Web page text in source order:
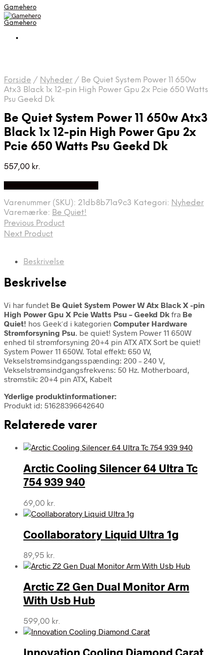
Gamehero
Gamehero
Forside / Nyheder / Be Quiet System Power 11 650w
Atx3 Black 1x 12-pin High Power Gpu 2x Pcie 650 Watts
Psu Geekd Dk
Be Quiet System Power 11 650w Atx3
Black 1x 12-pin High Power Gpu 2x
Pcie 650 Watts Psu Geekd Dk
557,00 kr.
Varenummer (SKU): 21db8b71a9c3 Kategori: Nyheder
Varemærke: Be Quiet!
Previous Product
Next Product
Beskrivelse
Beskrivelse
Vi har fundet Be Quiet System Power W Atx Black X -pin
High Power Gpu X Pcie Watts Psu – Geekd Dk fra Be
Quiet! hos Geek´d i kategorien Computer Hardware
Strømforsyning Psu. be quiet! System Power 11 650W
enhed til strømforsyning 20+4 pin ATX ATX Sort be quiet!
System Power 11 650W. Total effekt: 650 W,
Vekselstrømsindgangsspænding: 200 – 240 V,
Vekselstrømsindgangsfrekvens: 50 Hz. Motherboard,
strømstik: 20+4 pin ATX, Kabelt
Yderlige produktinformationer:
Produkt id: 51628396642640
Relaterede varer
Arctic Cooling Silencer 64 Ultra Tc
754 939 940
69,00 kr.
Coollaboratory Liquid Ultra 1g
89,95 kr.
Arctic Z2 Gen Dual Monitor Arm
With Usb Hub
599,00 kr.
Innovation Cooling Diamond Carat